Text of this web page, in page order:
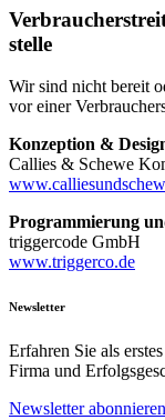
stelle
Wir sind nicht bereit
vor einer
Konzeption &
Callies & Schewe
Programmierung
triggercode GmbH
www.triggerco.de
Newsletter
Erfahren Sie als
Firma und
Newsletter abonnieren